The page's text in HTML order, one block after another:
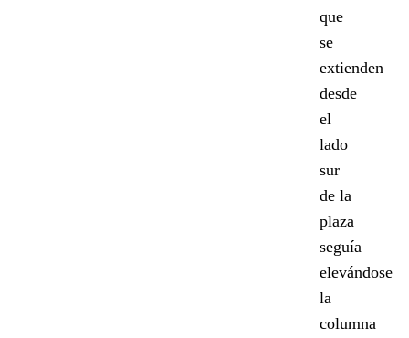
que
se
extienden
desde
el
lado
sur
de la
plaza
seguía
elevándose
la
columna